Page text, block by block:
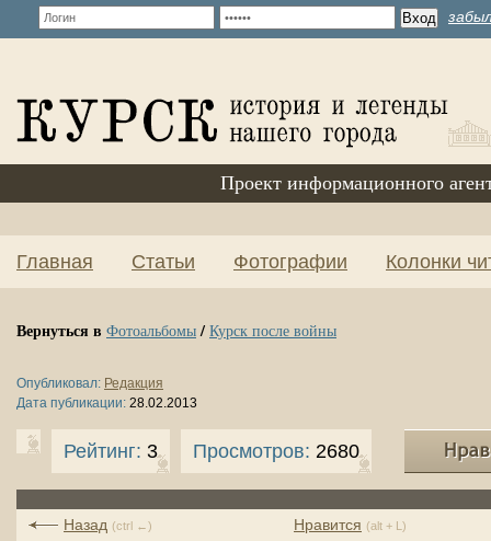
Проект информационного
Главная Статьи Фотографии Колонки
Вернуться в Фотоальбомы/ Курск после войны
Опубликовал: Редакция
Дата публикации: 28.02.2013
Рейтинг: 3 Просмотров: 2680
Нравится (alt + L)
Назад (ctrl ←)